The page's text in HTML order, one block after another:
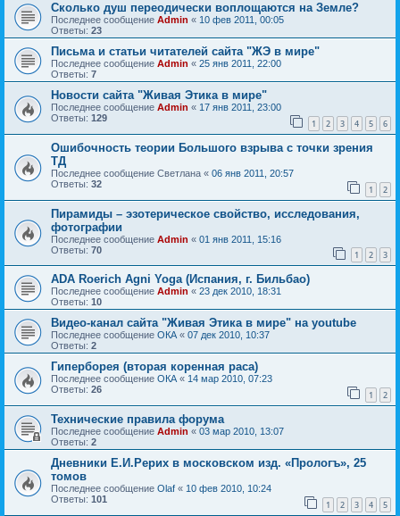
Сколько душ переодически воплощаются на Земле?
Последнее сообщение Admin « 10 фев 2011, 00:05
Ответы: 23
Письма и статьи читателей сайта "ЖЭ в мире"
Последнее сообщение Admin « 25 янв 2011, 22:00
Ответы: 7
Новости сайта "Живая Этика в мире"
Последнее сообщение Admin « 17 янв 2011, 23:00
Ответы: 129 1 2 3 4 5 6
Ошибочность теории Большого взрыва с точки зрения
ТД
Последнее сообщение Светлана « 06 янв 2011, 20:57
Ответы: 32 1 2
Пирамиды – эзотерическое свойство, исследования,
фотографии
Последнее сообщение Admin « 01 янв 2011, 15:16
Ответы: 70 1 2 3
ADA Roerich Agni Yoga (Испания, г. Бильбао)
Последнее сообщение Admin « 23 дек 2010, 18:31
Ответы: 10
Видео-канал сайта "Живая Этика в мире" на youtube
Последнее сообщение ОКА « 07 дек 2010, 10:37
Ответы: 2
Гиперборея (вторая коренная раса)
Последнее сообщение ОКА « 14 мар 2010, 07:23
Ответы: 26 1 2
Технические правила форума
Последнее сообщение Admin « 03 мар 2010, 13:07
Ответы: 2
Дневники Е.И.Рерих в московском изд. «Прологъ», 25
томов
Последнее сообщение Olaf « 10 фев 2010, 10:24
Ответы: 101 1 2 3 4 5